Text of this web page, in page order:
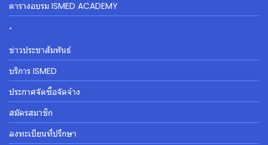
ตารางอบรม ISMED ACADEMY
.
ข่าวประชาสัมพันธ์
บริการ ISMED
ประกาศจัดซื้อจัดจ้าง
สมัครสมาชิก
ลงทะเบียนที่ปรึกษา